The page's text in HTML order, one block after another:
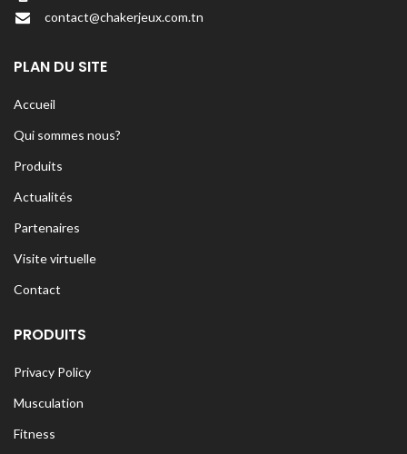
contact@chakerjeux.com.tn
PLAN DU SITE
Accueil
Qui sommes nous?
Produits
Actualités
Partenaires
Visite virtuelle
Contact
PRODUITS
Privacy Policy
Musculation
Fitness